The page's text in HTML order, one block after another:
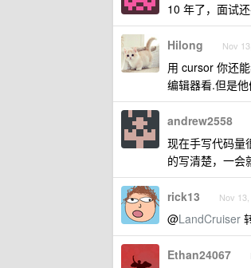
10 年了，面试
Hilong Nov
用 cursor 你还
编辑器看.但是
andrew2558
现在手写代码量
的写清楚，一会
rick13 Nov
@LandCruiser
Ethan24067